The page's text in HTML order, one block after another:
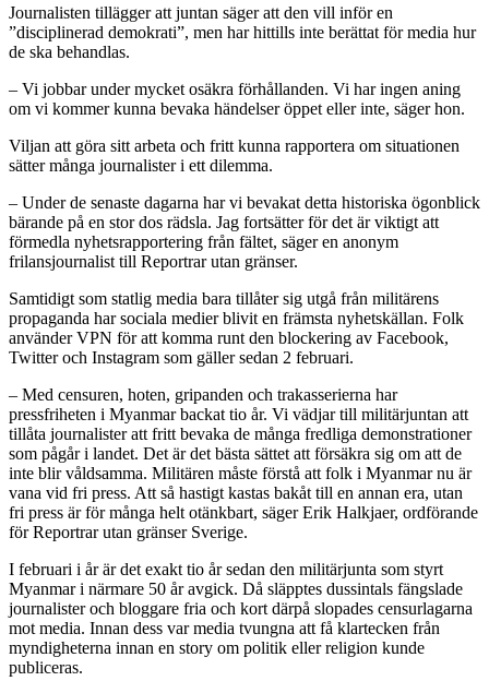
Journalisten tillägger att juntan säger att den vill inför en
”disciplinerad demokrati”, men har hittills inte berättat för media hur
de ska behandlas.
– Vi jobbar under mycket osäkra förhållanden. Vi har ingen aning
om vi kommer kunna bevaka händelser öppet eller inte, säger hon.
Viljan att göra sitt arbeta och fritt kunna rapportera om situationen
sätter många journalister i ett dilemma.
– Under de senaste dagarna har vi bevakat detta historiska ögonblick
bärande på en stor dos rädsla. Jag fortsätter för det är viktigt att
förmedla nyhetsrapportering från fältet, säger en anonym
frilansjournalist till Reportrar utan gränser.
Samtidigt som statlig media bara tillåter sig utgå från militärens
propaganda har sociala medier blivit en främsta nyhetskällan. Folk
använder VPN för att komma runt den blockering av Facebook,
Twitter och Instagram som gäller sedan 2 februari.
– Med censuren, hoten, gripanden och trakasserierna har
pressfriheten i Myanmar backat tio år. Vi vädjar till militärjuntan att
tillåta journalister att fritt bevaka de många fredliga demonstrationer
som pågår i landet. Det är det bästa sättet att försäkra sig om att de
inte blir våldsamma. Militären måste förstå att folk i Myanmar nu är
vana vid fri press. Att så hastigt kastas bakåt till en annan era, utan
fri press är för många helt otänkbart, säger Erik Halkjaer, ordförande
för Reportrar utan gränser Sverige.
I februari i år är det exakt tio år sedan den militärjunta som styrt
Myanmar i närmare 50 år avgick. Då släpptes dussintals fängslade
journalister och bloggare fria och kort därpå slopades censurlagarna
mot media. Innan dess var media tvungna att få klartecken från
myndigheterna innan en story om politik eller religion kunde
publiceras.